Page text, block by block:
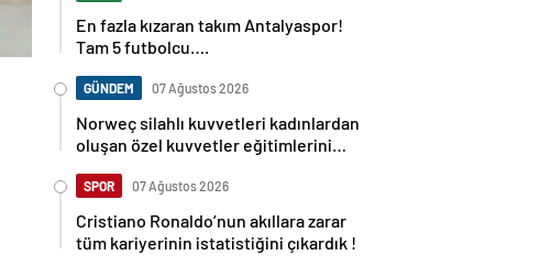
En fazla kızaran takım Antalyaspor!
Tam 5 futbolcu….
GÜNDEM 07 Ağustos 2026
Norweç silahlı kuvvetleri kadınlardan
oluşan özel kuvvetler eğitimlerini
SPOR 07 Ağustos 2026
Cristiano Ronaldo’nun akıllara zarar
tüm kariyerinin istatistiğini çıkardık !